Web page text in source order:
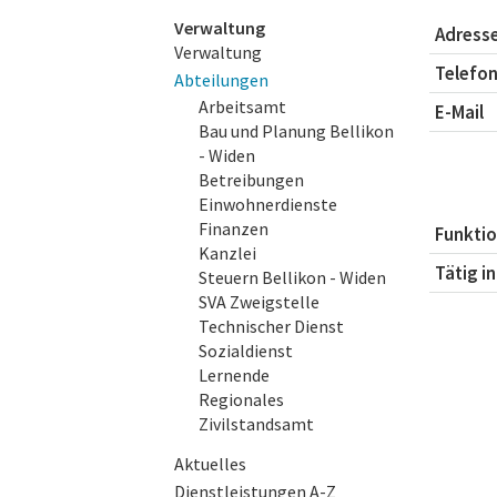
Subnavigation
Verwaltung
Verwaltung
Abteilungen
Arbeitsamt
Bau und Planung Bellikon
- Widen
Betreibungen
Einwohnerdienste
Finanzen
Kanzlei
Steuern Bellikon - Widen
SVA Zweigstelle
Technischer Dienst
Sozialdienst
Lernende
Regionales
Zivilstandsamt
Aktuelles
Dienstleistungen A-Z
Telefon
E-Mail
Tätig in